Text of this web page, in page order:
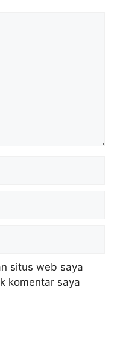
situs web saya
komentar saya